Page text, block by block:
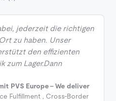
jederzeit die richtigen
zu haben. Unser
den effizienten
zum Lager.Dann
PVS Europe - We deliver
Fulfillment , Cross-Border